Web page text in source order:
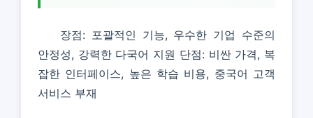
장점: 포괄적인 기능, 우수한 기업 수준의
안정성, 강력한 다국어 지원 단점: 비싼 가격, 복
잡한 인터페이스, 높은 학습 비용, 중국어 고객
서비스 부재